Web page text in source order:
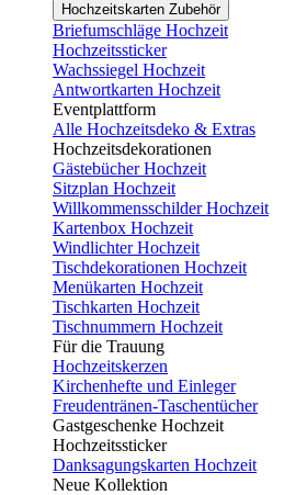
Hochzeitskarten Zubehör
Briefumschläge Hochzeit
Hochzeitssticker
Wachssiegel Hochzeit
Antwortkarten Hochzeit
Eventplattform
Alle Hochzeitsdeko & Extras
Hochzeitsdekorationen
Gästebücher Hochzeit
Sitzplan Hochzeit
Willkommensschilder Hochzeit
Kartenbox Hochzeit
Windlichter Hochzeit
Tischdekorationen Hochzeit
Menükarten Hochzeit
Tischkarten Hochzeit
Tischnummern Hochzeit
Für die Trauung
Hochzeitskerzen
Kirchenhefte und Einleger
Freudentränen-Taschentücher
Gastgeschenke Hochzeit
Hochzeitssticker
Danksagungskarten Hochzeit
Neue Kollektion